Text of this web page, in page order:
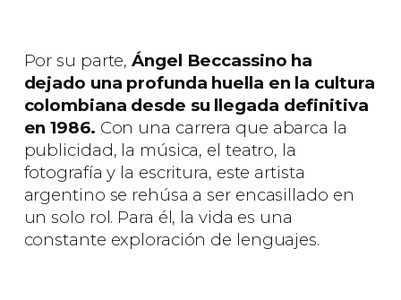
Por su parte,Ángel Beccassino ha
dejado una profunda huella en la cultura
colombiana desde su llegada definitiva
en 1986. Con una carrera que abarca la
publicidad, la música, el teatro, la
fotografía y la escritura, este artista
argentino se rehúsa a ser encasillado en
un solo rol. Para él, la vida es una
constante exploración de lenguajes.